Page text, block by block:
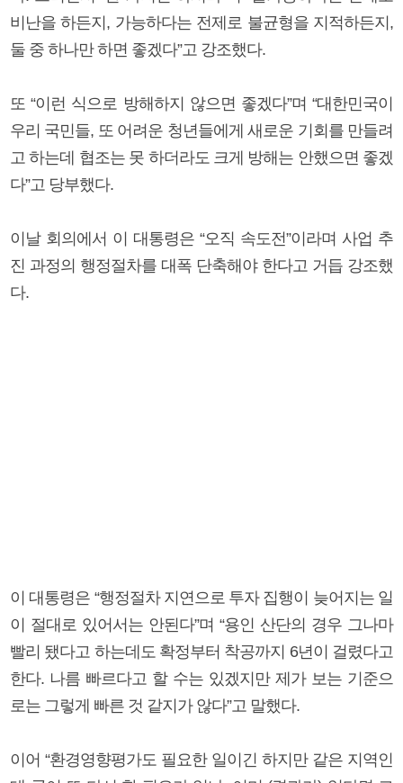
비난을 하든지, 가능하다는 전제로 불균형을 지적하든지,
둘 중 하나만 하면 좋겠다”고 강조했다.
또 “이런 식으로 방해하지 않으면 좋겠다”며 “대한민국이
우리 국민들, 또 어려운 청년들에게 새로운 기회를 만들려
고 하는데 협조는 못 하더라도 크게 방해는 안했으면 좋겠
다”고 당부했다.
이날 회의에서 이 대통령은 “오직 속도전”이라며 사업 추
진 과정의 행정절차를 대폭 단축해야 한다고 거듭 강조했
다.
이 대통령은 “행정절차 지연으로 투자 집행이 늦어지는 일
이 절대로 있어서는 안된다”며 “용인 산단의 경우 그나마
빨리 됐다고 하는데도 확정부터 착공까지 6년이 걸렸다고
한다. 나름 빠르다고 할 수는 있겠지만 제가 보는 기준으
로는 그렇게 빠른 것 같지가 않다”고 말했다.
이어 “환경영향평가도 필요한 일이긴 하지만 같은 지역인